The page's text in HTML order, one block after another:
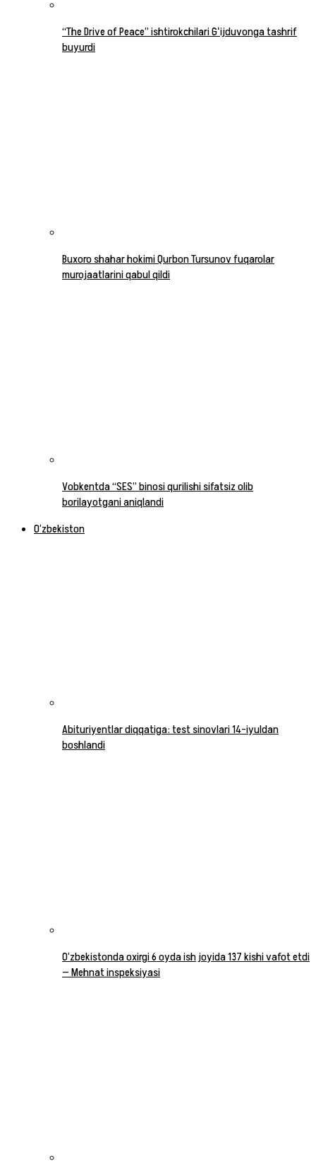
“The Drive of Peace” ishtirokchilari Gʻijduvonga tashrif
buyurdi
Buxoro shahar hokimi Qurbon Tursunov fuqarolar
murojaatlarini qabul qildi
Vobkentda “SES” binosi qurilishi sifatsiz olib
borilayotgani aniqlandi
O‘zbekiston
Abituriyentlar diqqatiga: test sinovlari 14-iyuldan
boshlandi
O‘zbekistonda oxirgi 6 oyda ish joyida 137 kishi vafot etdi
— Mehnat inspeksiyasi